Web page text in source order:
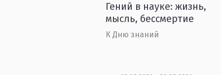
Гений в науке: жизнь,
мысль, бессмертие
К Дню знаний